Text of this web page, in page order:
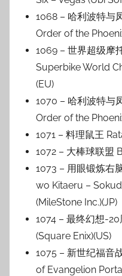
1068 – 哈利波特与
Order of the
1069 – 世界超级摩
Superbike World
(EU)
1070 – 哈利波特与
Order of the
1071 – 料理鼠王
1072 – 大棒球联盟
1073 – 用眼锻炼右
wo Kitaeru –
(MileStone Inc.)(JP)
1074 – 最终幻想-
(Square Enix)(US)
1075 – 新世纪福音
of Evangelion